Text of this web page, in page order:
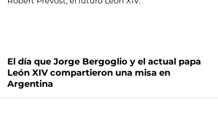
El día que Jorge Bergoglio y el actual papa
León XIV compartieron una misa en
Argentina